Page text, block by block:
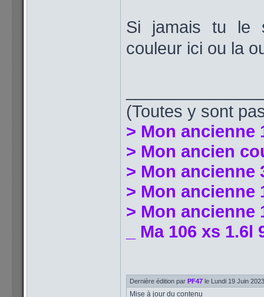
Si jamais tu le
couleur ici ou la
(Toutes y sont
> Mon ancienne
> Mon ancien
> Mon ancienne
> Mon ancienne
> Mon ancienne
_ Ma 106 xs 1.6l
Dernière édition par PF47 le Lundi 19 Juin
Mise à jour du contenu